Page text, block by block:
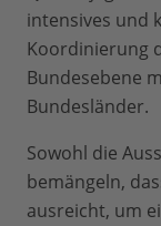
intensives und
Koordinierung
Bundesebene
Bundesländer.
Sowohl die
bemängeln,
ausreicht, um